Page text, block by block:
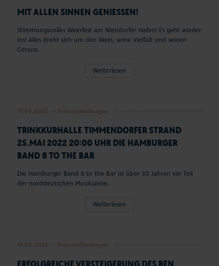
Service & Kontakt
Aktuelles
MIT ALLEN SINNEN GENIESSEN!
Stimmungsvolles Weinfest am Niendorfer Hafen! Es geht wieder
los! Alles dreht sich um den Wein, seine Vielfalt und seinen
Genuss.
Weiterlesen
TRINKKURHALLE TIMMENDORFER STRAND
25.MAI 2022 20:00 UHR DIE HAMBURGER
BAND 8 TO THE BAR
Die Hamburger Band 8 to the Bar ist über 30 Jahren ein Teil
der norddeutschen Musikszene.
Weiterlesen
ERFOLGREICHE VERSTEIGERUNG DES BEN